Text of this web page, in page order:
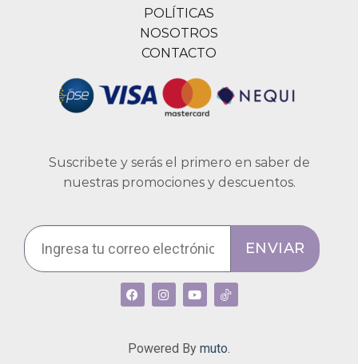
POLÍTICAS
NOSOTROS
CONTACTO
Suscribete y serás el primero en saber de
nuestras promociones y descuentos.
ENVIAR
Powered By muto.